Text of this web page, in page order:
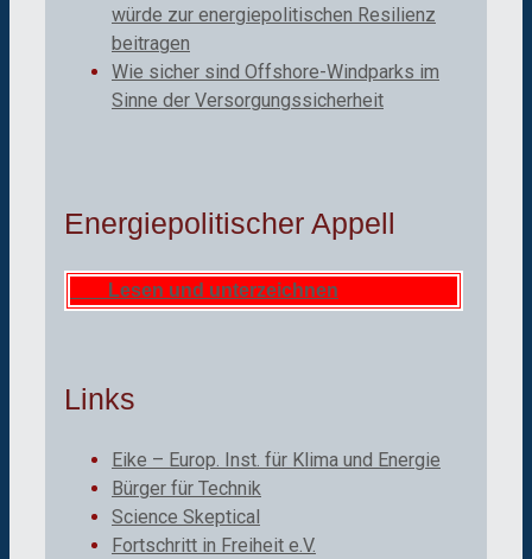
würde zur energiepolitischen Resilienz
beitragen
Wie sicher sind Offshore-Windparks im
Sinne der Versorgungssicherheit
Energiepolitischer Appell
Lesen und unterzeichnen
Links
Eike – Europ. Inst. für Klima und Energie
Bürger für Technik
Science Skeptical
Fortschritt in Freiheit e.V.